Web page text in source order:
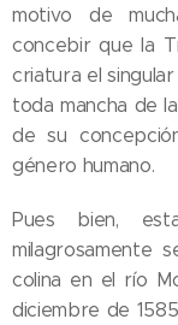
motivo de
concebir que la
criatura el
toda mancha de
de su
género humano.
Pues bien,
milagrosamente
colina en el río
diciembre de